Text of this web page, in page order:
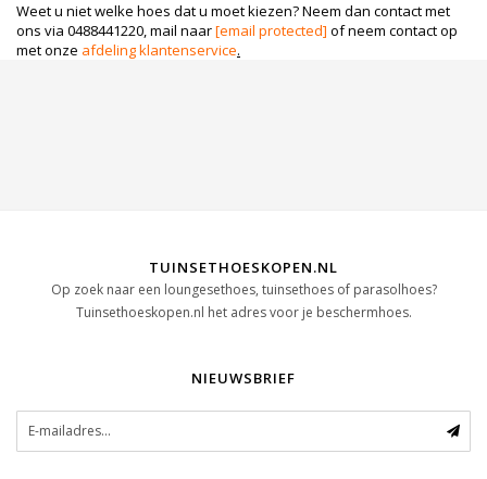
Weet u niet welke hoes dat u moet kiezen? Neem dan contact met
ons via 0488441220, mail naar[email protected] of neem contact op
met onze afdeling klantenservice.
TUINSETHOESKOPEN.NL
Op zoek naar een loungesethoes, tuinsethoes of parasolhoes?
Tuinsethoeskopen.nl het adres voor je beschermhoes.
NIEUWSBRIEF